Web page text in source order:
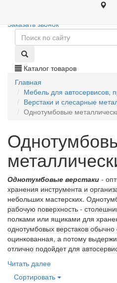
+7 (495) 646-08-66 +7
Заказать звонок
Каталог товаров
Главная
Мебель для автосервисов,
Верстаки и слесарные
Однотумбовые
Однотумбовые верстаки -
хранения инструмента и
небольших мастерских.
рабочую поверхность -
полками или ящиками для
однотумбовых верстаков
оцинкованная, а потому
отлично подойдет для
Читать далее
Сортировать